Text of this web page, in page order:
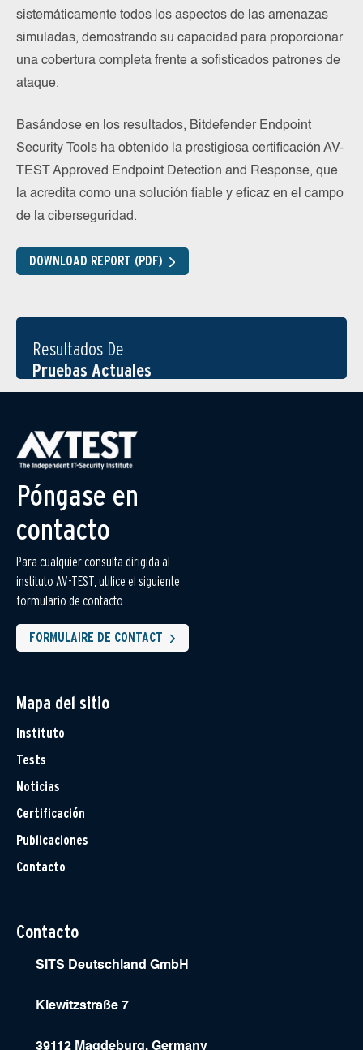
sistemáticamente todos los aspectos de las amenazas
simuladas, demostrando su capacidad para proporcionar
una cobertura completa frente a sofisticados patrones de
ataque.
Basándose en los resultados, Bitdefender Endpoint
Security Tools ha obtenido la prestigiosa certificación AV-
TEST Approved Endpoint Detection and Response, que
la acredita como una solución fiable y eficaz en el campo
de la ciberseguridad.
DOWNLOAD REPORT (PDF)
Resultados De
Pruebas Actuales
Póngase en
contacto
Para cualquier consulta dirigida al
instituto AV-TEST, utilice el siguiente
formulario de contacto
FORMULAIRE DE CONTACT
Mapa del sitio
Instituto
Tests
Noticias
Certificación
Publicaciones
Contacto
Contacto
SITS Deutschland GmbH
Klewitzstraße 7
39112 Magdeburg, Germany